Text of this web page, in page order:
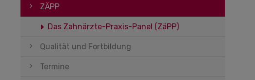
ZÄPP
Das Zahnärzte-Praxis-Panel (ZäPP)
Qualität und Fortbildung
Termine